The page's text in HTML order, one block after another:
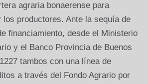
agraria bonaerense para
los productores. Ante la sequía de
financiamiento, desde el Ministerio
y el Banco Provincia de Buenos
tambos con una línea de
a través del Fondo Agrario por